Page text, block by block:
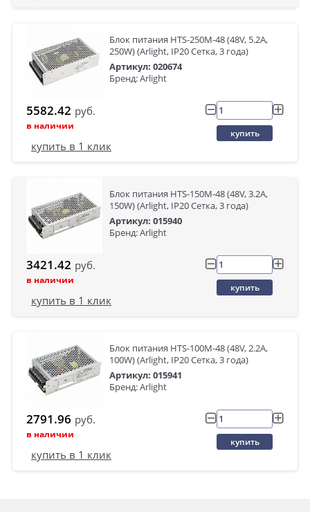
Блок питания HTS-250M-48 (48V, 5.2A,
250W) (Arlight, IP20 Сетка, 3 года)
Артикул: 020674
Бренд: Arlight
5582.42 руб.
в наличии
купить
купить в 1 клик
Блок питания HTS-150M-48 (48V, 3.2A,
150W) (Arlight, IP20 Сетка, 3 года)
Артикул: 015940
Бренд: Arlight
3421.42 руб.
в наличии
купить
купить в 1 клик
Блок питания HTS-100M-48 (48V, 2.2A,
100W) (Arlight, IP20 Сетка, 3 года)
Артикул: 015941
Бренд: Arlight
2791.96 руб.
в наличии
купить
купить в 1 клик